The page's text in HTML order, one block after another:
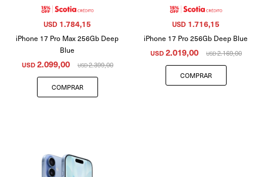
iPhone 17 Pro Max 256Gb Deep
Blue
USD 2.099,00 USD2.399,00
USD 1.784,15
iPhone 17 Pro 256Gb Deep Blue
USD 2.019,00 USD2.169,00
USD 1.716,15